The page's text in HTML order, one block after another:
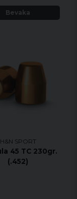
Bevaka
H&N SPORT
45 TC 230gr.
(.452)